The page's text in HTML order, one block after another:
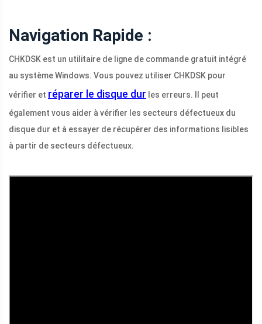
Navigation Rapide :
CHKDSK est un utilitaire de ligne de commande gratuit intégré
au système Windows. Vous pouvez utiliser CHKDSK pour
vérifier et réparer le disque dur les erreurs. Il peut
également vous aider à vérifier les secteurs défectueux du
disque dur et à essayer de récupérer des informations lisibles
à partir de secteurs défectueux.